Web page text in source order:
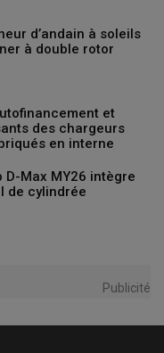
litre était indexé sur le
par Fertecon, ndlr).
en moyenne sur
a dépassé les 10
a accentué le
l’indexation», poursuit-
certains moment à
du gaz
d’andain à soleils
à double rotor
et
des chargeurs
en interne
D-Max MY26 intègre
de cylindrée
Publicité